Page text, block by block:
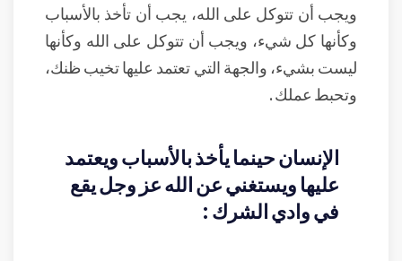
ويجب أن تتوكل على الله، يجب أن تأخذ بالأسباب
وكأنها كل شيء، ويجب أن تتوكل على الله وكأنها
ليست بشيء، والجهة التي تعتمد عليها تخيب ظنك،
وتحبط عملك .
الإنسان حينما يأخذ بالأسباب ويعتمد
عليها ويستغني عن الله عز وجل يقع
في وادي الشرك :